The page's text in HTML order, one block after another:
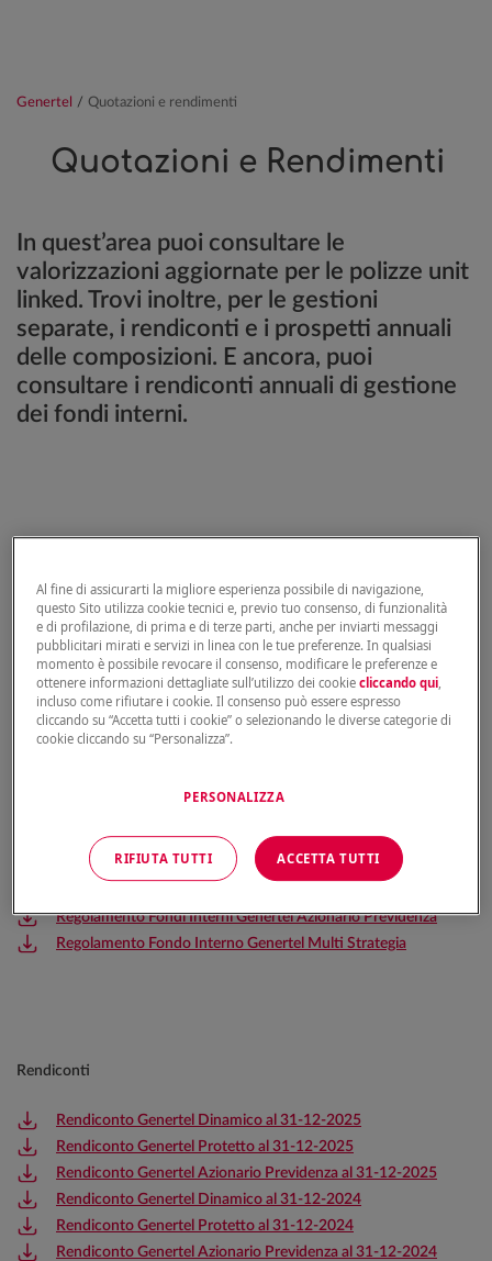
Genertel / Quotazioni e rendimenti
Quotazioni e Rendimenti
In quest’area puoi consultare le
valorizzazioni aggiornate per le polizze unit
linked. Trovi inoltre, per le gestioni
separate, i rendiconti e i prospetti annuali
delle composizioni. E ancora, puoi
consultare i rendiconti annuali di gestione
dei fondi interni.
Clicca qui per consultare i valori quota dei Fondi Interni:
Genertel Dinamico, Genertel Protetto, Genertel
Azionario Previdenza, Genertel Multi Strategia
Regolamento Fondi Interni Genertel Dinamico
Regolamento Fondi Interni Genertel Azionario Previdenza
Regolamento Fondo Interno Genertel Multi Strategia
Rendiconti
Rendiconto Genertel Dinamico al 31-12-2025
Rendiconto Genertel Protetto al 31-12-2025
Rendiconto Genertel Azionario Previdenza al 31-12-2025
Rendiconto Genertel Dinamico al 31-12-2024
Rendiconto Genertel Protetto al 31-12-2024
Rendiconto Genertel Azionario Previdenza al 31-12-2024
Al fine di assicurarti la migliore esperienza possibile di navigazione,
questo Sito utilizza cookie tecnici e, previo tuo consenso, di funzionalità
e di profilazione, di prima e di terze parti, anche per inviarti messaggi
pubblicitari mirati e servizi in linea con le tue preferenze. In qualsiasi
momento è possibile revocare il consenso, modificare le preferenze e
ottenere informazioni dettagliate sull’utilizzo dei cookiecliccando qui
incluso come rifiutare i cookie. Il consenso può essere espresso
cliccando su “Accetta tutti i cookie” o selezionando le diverse categorie di
cookie cliccando su “Personalizza”.
PERSONALIZZA
RIFIUTA TUTTI ACCETTA TUTTI